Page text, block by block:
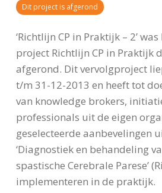
Dit project is afgerond
‘Richtlijn CP in Praktijk – 2’
project Richtlijn CP in Praktijk
afgerond. Dit vervolgproject
t/m 31-12-2013 en heeft tot
van knowledge brokers,
professionals uit de eigen
geselecteerde aanbevelingen
‘Diagnostiek en behandeling
spastische Cerebrale Parese’
implementeren in de praktijk.